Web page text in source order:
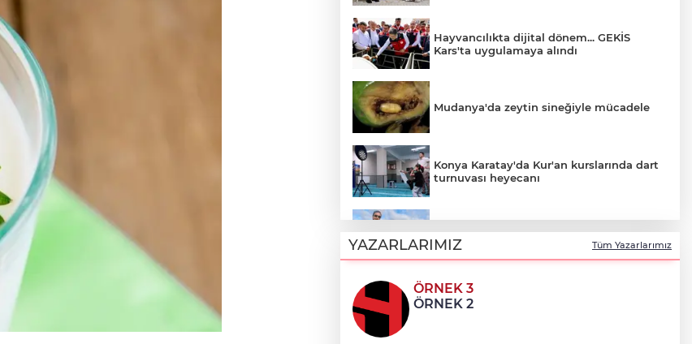
Hayvancılıkta dijital dönem... GEKİS
Kars'ta uygulamaya alındı
Mudanya'da zeytin sineğiyle mücadele
Konya Karatay'da Kur'an kurslarında dart
turnuvası heyecanı
Kask tercih değil, zorunluluktur
Balıkesir’de kadın muhtarlar dayanışma
kahvaltısında
YAZARLARIMIZ Tüm Yazarlarımız
ÖRNEK 3
ÖRNEK 2